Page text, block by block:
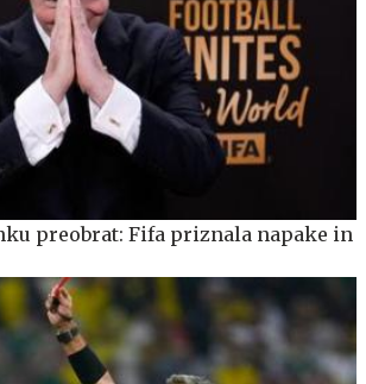
preobrat: Fifa priznala napake in